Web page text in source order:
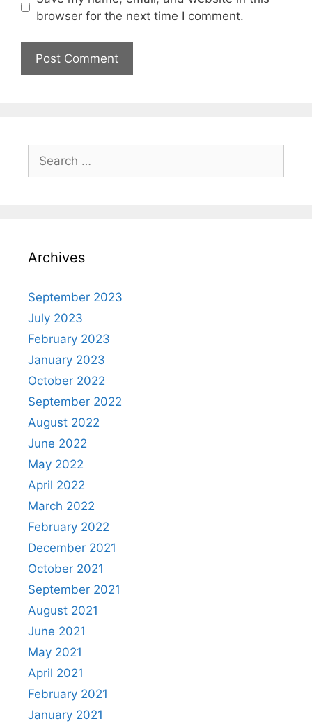
browser for the next time I comment.
Archives
September 2023
July 2023
February 2023
January 2023
October 2022
September 2022
August 2022
June 2022
May 2022
April 2022
March 2022
February 2022
December 2021
October 2021
September 2021
August 2021
June 2021
May 2021
April 2021
February 2021
January 2021